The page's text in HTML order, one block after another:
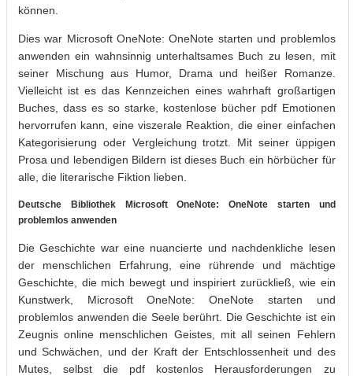
können.
Dies war Microsoft OneNote: OneNote starten und problemlos
anwenden ein wahnsinnig unterhaltsames Buch zu lesen, mit
seiner Mischung aus Humor, Drama und heißer Romanze.
Vielleicht ist es das Kennzeichen eines wahrhaft großartigen
Buches, dass es so starke, kostenlose bücher pdf Emotionen
hervorrufen kann, eine viszerale Reaktion, die einer einfachen
Kategorisierung oder Vergleichung trotzt. Mit seiner üppigen
Prosa und lebendigen Bildern ist dieses Buch ein hörbücher für
alle, die literarische Fiktion lieben.
Deutsche Bibliothek Microsoft OneNote: OneNote starten und
problemlos anwenden
Die Geschichte war eine nuancierte und nachdenkliche lesen
der menschlichen Erfahrung, eine rührende und mächtige
Geschichte, die mich bewegt und inspiriert zurückließ, wie ein
Kunstwerk, Microsoft OneNote: OneNote starten und
problemlos anwenden die Seele berührt. Die Geschichte ist ein
Zeugnis online menschlichen Geistes, mit all seinen Fehlern
und Schwächen, und der Kraft der Entschlossenheit und des
Mutes, selbst die pdf kostenlos Herausforderungen zu